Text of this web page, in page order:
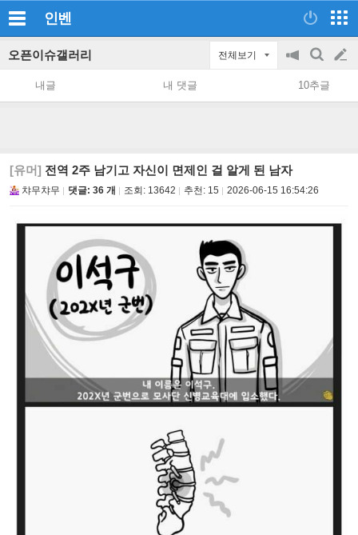
인벤
오픈이슈갤러리 전체보기
공
지
on/off
검
색
글
쓰
내글 내 댓글 10추글
[유머] 전역 2주 남기고 자신이 면제인 걸 알게 된 남자
챠무챠무 댓글: 36 개 조회: 13642 추천: 15 2026-06-15 16:54:26